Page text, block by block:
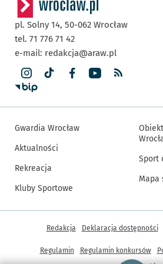
pl. Solny 14, 50-062 Wrocław
tel. 71 776 71 42
e-mail: redakcja@araw.pl
Gwardia Wrocław
Aktualności
Rekreacja
Kluby Sportowe
Sport
Mapa
Inne informacje
Redakcja Deklaracja dostępności
Regulamin Regulamin konkursów